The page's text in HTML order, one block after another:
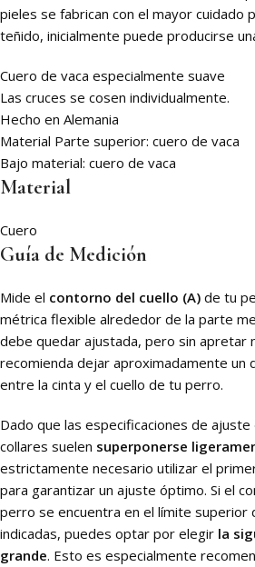
pieles se fabrican con el mayor cuidado
teñido, inicialmente puede producirse
Cuero de vaca especialmente suave
Las cruces se cosen individualmente.
Hecho en Alemania
Material Parte superior: cuero de vaca
Bajo material: cuero de vaca
Material
Cuero
Guía de Medición
Mide el contorno del cuello (A) de tu
métrica flexible alrededor de la parte
debe quedar ajustada, pero sin apretar
recomienda dejar aproximadamente un
entre la cinta y el cuello de tu perro.
Dado que las especificaciones de
collares suelen superponerse
estrictamente necesario utilizar el
para garantizar un ajuste óptimo. Si el
perro se encuentra en el límite superior
indicadas, puedes optar por elegir la
grande. Esto es especialmente